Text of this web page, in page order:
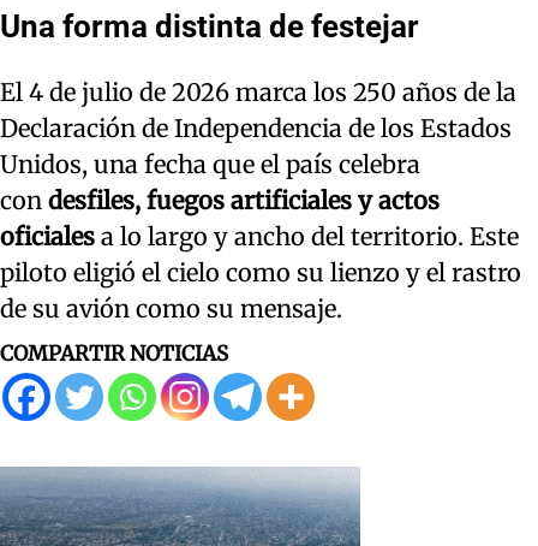
Una forma distinta de festejar
El 4 de julio de 2026 marca los 250 años de la
Declaración de Independencia de los Estados
Unidos, una fecha que el país celebra
con desfiles, fuegos artificiales y actos
oficiales a lo largo y ancho del territorio. Este
piloto eligió el cielo como su lienzo y el rastro
de su avión como su mensaje.
COMPARTIR NOTICIAS